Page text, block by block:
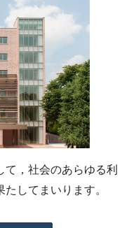
て，社会のあらゆる利
してまいります。